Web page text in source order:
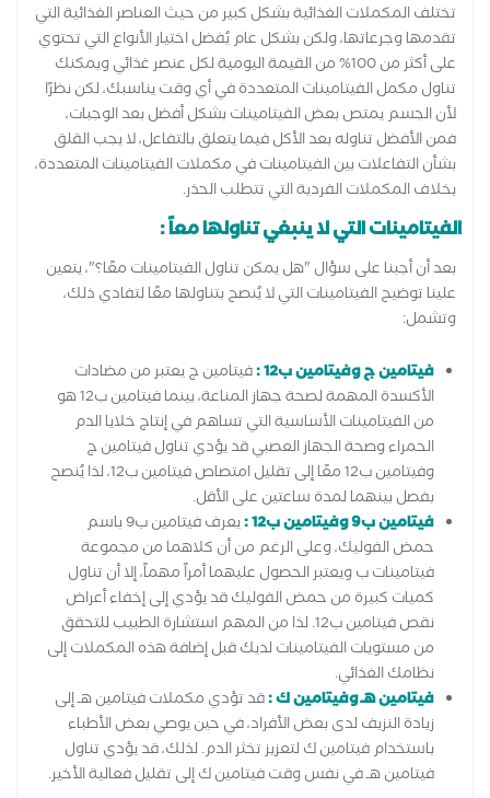
تختلف المكملات الغذائية بشكل كبير من حيث العناصر الغذائية التي
تقدمها وجرعاتها، ولكن بشكل عام يُفضل اختيار الأنواع التي تحتوي
على أكثر من 100% من القيمة اليومية لكل عنصر غذائي ويمكنك
تناول مكمل الفيتامينات المتعددة في أي وقت يناسبك، لكن نظرًا
لأن الجسم يمتص بعض الفيتامينات بشكل أفضل بعد الوجبات،
فمن الأفضل تناوله بعد الأكل فيما يتعلق بالتفاعل، لا يجب القلق
بشأن التفاعلات بين الفيتامينات في مكملات الفيتامينات المتعددة،
بخلاف المكملات الفردية التي تتطلب الحذر.
الفيتامينات التي لا ينبغي تناولها معاً :
بعد أن أجبنا على سؤال "هل يمكن تناول الفيتامينات معًا؟"، يتعين
علينا توضيح الفيتامينات التي لا يُنصح بتناولها معًا لتفادي ذلك،
وتشمل:
فيتامين ج وفيتامين ب12 :
فيتامين ج يعتبر من مضادات
الأكسدة المهمة لصحة جهاز المناعة، بينما فيتامين ب12 هو
من الفيتامينات الأساسية التي تساهم في إنتاج خلايا الدم
الحمراء وصحة الجهاز العصبي قد يؤدي تناول فيتامين ج
وفيتامين ب12 معًا إلى تقليل امتصاص فيتامين ب12، لذا يُنصح
بفصل بينهما لمدة ساعتين على الأقل.
فيتامين ب9 وفيتامين ب12 :
يعرف فيتامين ب9 باسم
حمض الفوليك، وعلى الرغم من أن كلاهما من مجموعة
فيتامينات ب ويعتبر الحصول عليهما أمراً مهماً، إلا أن تناول
كميات كبيرة من حمض الفوليك قد يؤدي إلى إخفاء أعراض
نقص فيتامين ب12. لذا من المهم استشارة الطبيب للتحقق
من مستويات الفيتامينات لديك قبل إضافة هذه المكملات إلى
نظامك الغذائي.
فيتامين هـ وفيتامين ك :قد تؤدي مكملات فيتامين هـ إلى
زيادة النزيف لدى بعض الأفراد، في حين يوصي بعض الأطباء
باستخدام فيتامين ك لتعزيز تخثر الدم. لذلك، قد يؤدي تناول
فيتامين هـ في نفس وقت فيتامين ك إلى تقليل فعالية الأخير.